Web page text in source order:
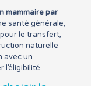
mammaire par
santé générale,
le transfert,
naturelle
avec un